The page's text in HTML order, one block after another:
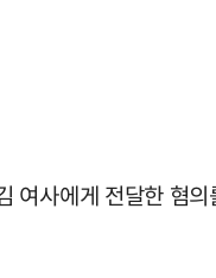
사에게 전달한 혐